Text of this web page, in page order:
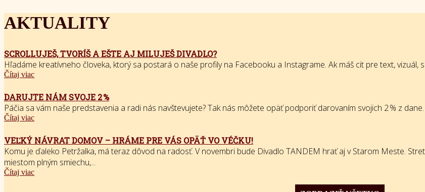
AKTUALITY
SCROLLUJEŠ, TVORÍŠ A EŠTE AJ MILUJEŠ DIVADLO?
Hľadáme kreatívneho človeka, ktorý sa postará o naše profily na Facebooku a Instagrame. Ak máš cit pre text, vizuál,
Čítaj viac
DARUJTE NÁM SVOJE 2 %
Páčia sa vám naše predstavenia a radi nás navštevujete? Tak nás môžete opäť podporiť darovaním svojich 2 % z
Čítaj viac
VEĽKÝ NÁVRAT DOMOV – HRÁME PRE VÁS OPÄŤ VO VÉČKU!
Komu je ďaleko Petržalka, má teraz dôvod na radosť. V novembri bude Divadlo TANDEM hrať aj v Starom Meste.
miestom plným smiechu,...
Čítaj viac